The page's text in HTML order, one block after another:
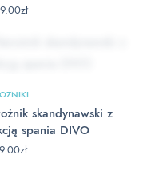
zł
skandynawski z
spania DIVO
zł